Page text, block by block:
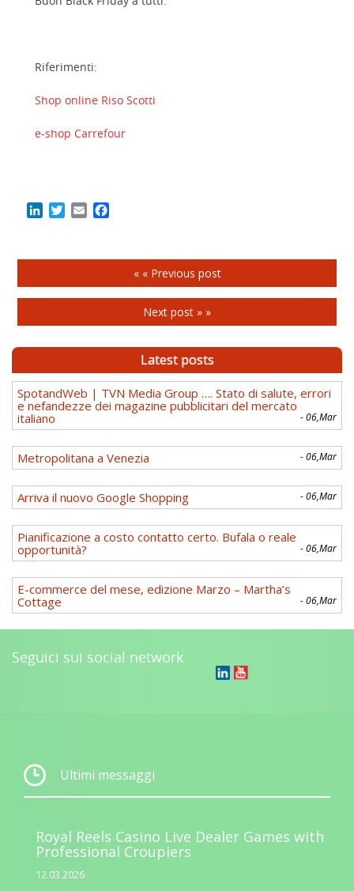
Riferimenti:
Shop online Riso Scotti
e-shop Carrefour
LinkedInTwitter
Email
« « Previous post
Next post » »
Latest posts
SpotandWeb | TVN Media Group …. Stato di salute, errori
e nefandezze dei magazine pubblicitari del mercato
italiano
- 06,Mar
Metropolitana a Venezia - 06,Mar
Arriva il nuovo Google Shopping - 06,Mar
Pianificazione a costo contatto certo. Bufala o reale
opportunità?
- 06,Mar
E-commerce del mese, edizione Marzo – Martha’s
Cottage
- 06,Mar
Seguici sui social network
Ultimi messaggi
Royal Reels Casino Live Dealer Games with
Professional Croupiers
12.03.2026